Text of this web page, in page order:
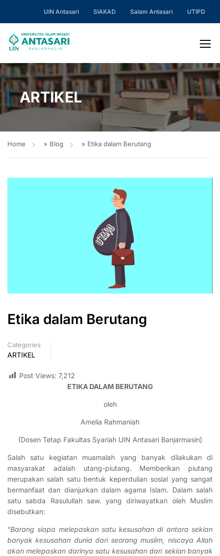
UIN Antasari SIAKAD Salam Antasari UTIPD
ARTIKEL
Home » Blog » Etika dalam Berutang
Etika dalam Berutang
Categories
ARTIKEL
Post Views: 7,212
ETIKA DALAM BERUTANG
oleh
Amelia Rahmaniah
(Dosen Tetap Fakultas Syariah UIN Antasari Banjarmasin)
Salah satu kegiatan muamalah yang banyak dilakukan di
masyarakat adalah utang-piutang. Memberikan piutang
merupakan salah satu bentuk keperdulian sosial yang sangat
bermanfaat dan dianjurkan dalam agama Islam. Dalam salah
satu sabda Rasulullah saw. yang diriwayatkan oleh Muslim
disebutkan:
“Barang siapa melepaskan satu kesusahan di antara sekian
banyak kesusahan dunia dari seorang muslim, niscaya Allah
akan melepaskan darinya satu kesusahan dari sekian banyak